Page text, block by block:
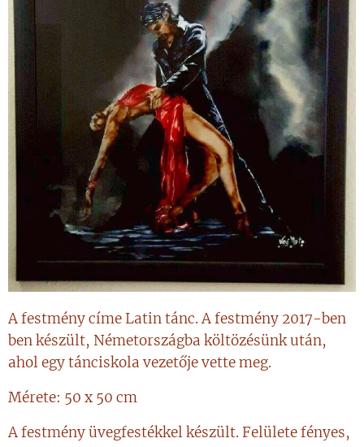
A festmény címe Latin tánc. A festmény 2017-ben
ben készült, Németországba költözésünk után,
ahol egy tánciskola vezetője vette meg.
Mérete: 50 x 50 cm
A festmény üvegfestékkel készült. Felülete fényes,